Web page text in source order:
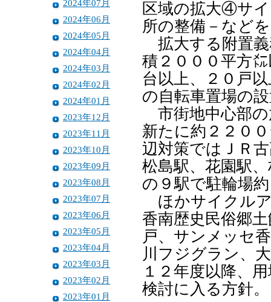
2024年07月
2024年06月
2024年05月
2024年04月
2024年03月
2024年02月
2024年01月
2023年12月
2023年11月
2023年10月
2023年09月
2023年08月
2023年07月
2023年06月
2023年05月
2023年04月
2023年03月
2023年02月
2023年01月
区域の拡大④サ
所の整備－など
拡大する附置義
積２０００平方
台以上、２０戸
の自転車置場の
市街地中心部の
新たに約２２０
辺対策ではＪＲ
松島駅、花園駅
の９駅で駐輪場
ほかサイクル
香南歴史民俗郷
戸、サンメッセ
川フジグラン、
１２年度以降、
検討に入る方針。